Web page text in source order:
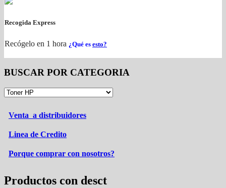
Recogida Express
Recógelo en 1 hora ¿Qué es esto?
BUSCAR POR CATEGORIA
Venta a distribuidores
Linea de Credito
Porque comprar con nosotros?
Productos con desct